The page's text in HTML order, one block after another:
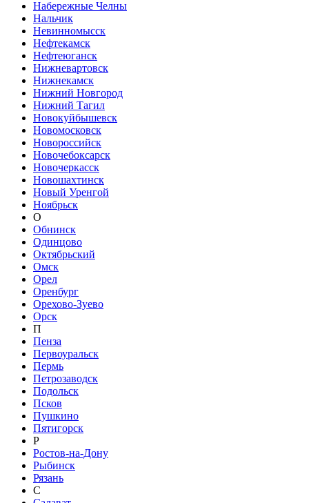
Набережные Челны
Нальчик
Невинномысск
Нефтекамск
Нефтеюганск
Нижневартовск
Нижнекамск
Нижний Новгород
Нижний Тагил
Новокуйбышевск
Новомосковск
Новороссийск
Новочебоксарск
Новочеркасск
Новошахтинск
Новый Уренгой
Ноябрьск
О
Обнинск
Одинцово
Октябрьский
Омск
Орел
Оренбург
Орехово-Зуево
Орск
П
Пенза
Первоуральск
Пермь
Петрозаводск
Подольск
Псков
Пушкино
Пятигорск
Р
Ростов-на-Дону
Рыбинск
Рязань
С